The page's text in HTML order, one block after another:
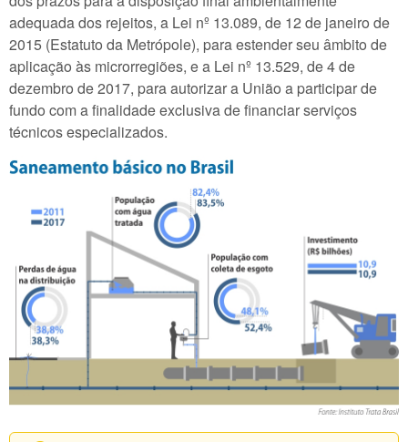
adequada dos rejeitos, a Lei nº 13.089, de 12 de janeiro de
2015 (Estatuto da Metrópole), para estender seu âmbito de
aplicação às microrregiões, e a Lei nº 13.529, de 4 de
dezembro de 2017, para autorizar a União a participar de
fundo com a finalidade exclusiva de financiar serviços
técnicos especializados.